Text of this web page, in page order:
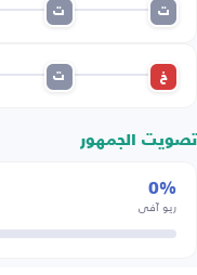
ت ت
خ ت
تصويت الجمهور
0%
ريو آفي